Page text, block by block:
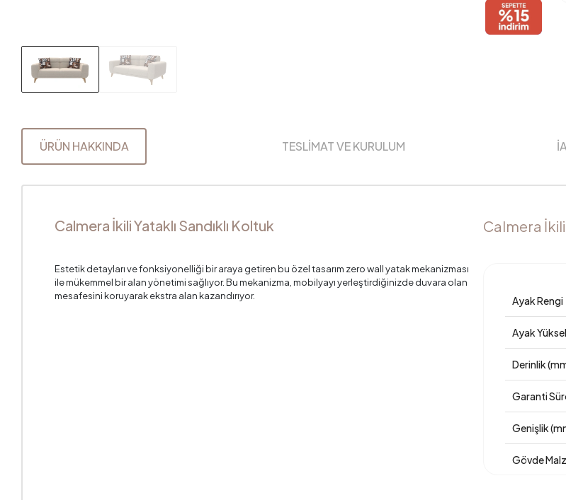
ÜRÜN HAKKINDA TESLİMAT VE KURULUM
Calmera İkili Yataklı Sandıklı Koltuk
Estetik detayları ve fonksiyonelliği bir araya getiren bu özel tasarım zero wall yatak mekanizması
ile mükemmel bir alan yönetimi sağlıyor. Bu mekanizma, mobilyayı yerleştirdiğinizde duvara olan
mesafesini koruyarak ekstra alan kazandırıyor.
Calmera
Ayak Rengi
Ayak
Derinlik
Garanti
Genişlik
Gövde